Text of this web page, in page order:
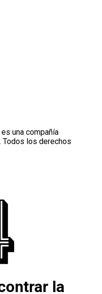
una compañía
Todos los derechos
la